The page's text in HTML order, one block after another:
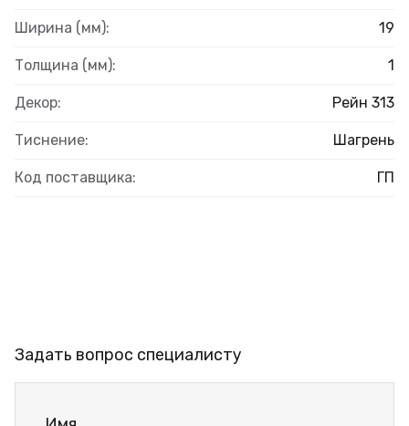
Ширина (мм): 19
Толщина (мм): 1
Декор: Рейн 313
Тиснение: Шагрень
Код поставщика: ГП
Задать вопрос специалисту